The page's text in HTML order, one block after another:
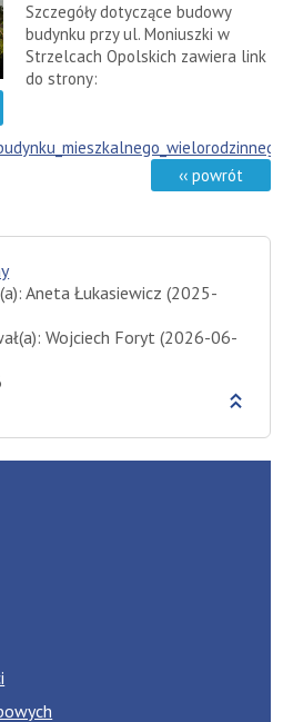
Szczegóły dotyczące budowy
budynku przy ul. Moniuszki w
Strzelcach Opolskich zawiera link
do strony:
Aneta Łukasiewicz (2025-
Wojciech Foryt (2026-06-